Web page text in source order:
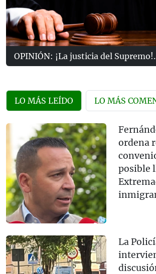
OPINIÓN: ¡La justicia del
LO MÁS LEÍDO LO MÁS
ordena
posible
La